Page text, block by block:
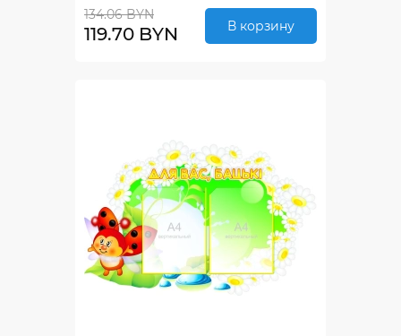
134.06 BYN
119.70 BYN В корзину